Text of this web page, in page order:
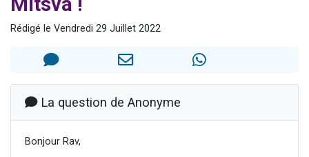
Il reste 49 places pour étudier en groupe sur Zoom
Ariel vient de donner son Maasser
Rédigé le Vendredi 29 Juillet 2022
La question de Anonyme
Bonjour Rav,